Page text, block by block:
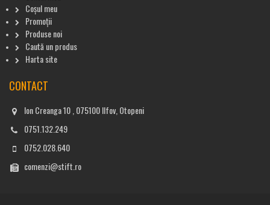
Coșul meu
Promoții
Produse noi
Caută un produs
Harta site
CONTACT
Ion Creanga 10 , 075100 Ilfov, Otopeni
0751.132.249
0752.028.640
comenzi@stift.ro